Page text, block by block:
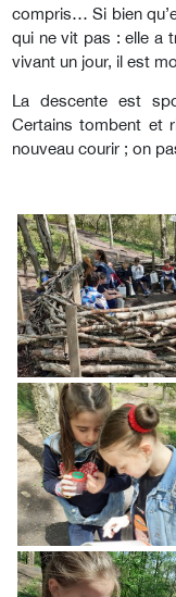
compris… Si bien
qui ne vit pas : elle a
vivant un jour, il est
La descente est
Certains tombent et
nouveau courir ; on